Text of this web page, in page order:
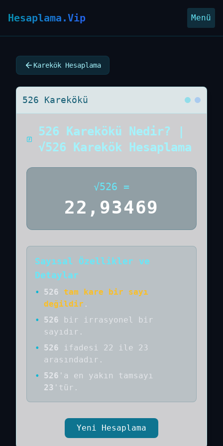
Hesaplama.Vip Menü
Karekök Hesaplama
526 Karekökü
526 Karekökü Nedir? |
√526 Karekök Hesaplama
√526 =
22,93469
Sayısal Özellikler ve
Detaylar
• 526
tam kare bir sayı
değildir .
•
526 bir
irrasyonel bir
sayıdır .
•
526
ifadesi 22 ile 23
arasındadır.
•
526 'a en yakın tamsayı
23 'tür.
Yeni Hesaplama